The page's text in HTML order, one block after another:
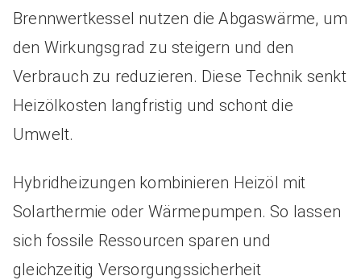
Brennwertkessel nutzen die Abgaswärme, um
den Wirkungsgrad zu steigern und den
Verbrauch zu reduzieren. Diese Technik senkt
Heizölkosten langfristig und schont die
Umwelt.
Hybridheizungen kombinieren Heizöl mit
Solarthermie oder Wärmepumpen. So lassen
sich fossile Ressourcen sparen und
gleichzeitig Versorgungssicherheit